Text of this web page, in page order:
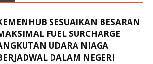
SESUAIKAN BESARAN
FUEL SURCHARGE
UDARA NIAGA
DALAM NEGERI